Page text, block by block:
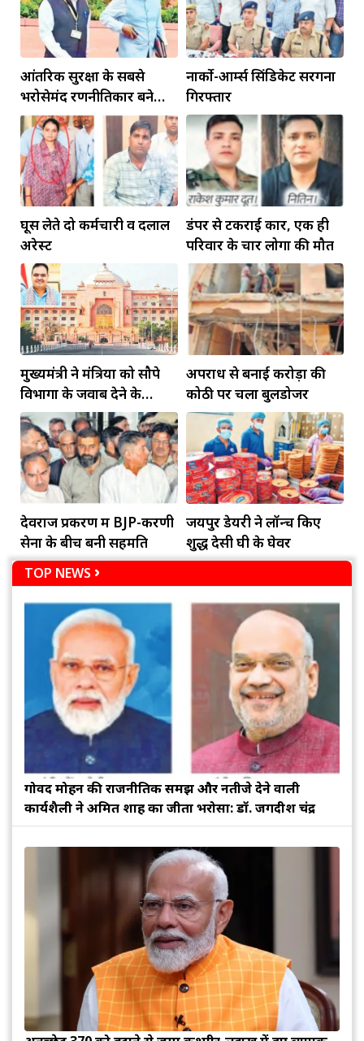
आंतरिक सुरक्षा के सबसे
भरोसेमंद रणनीतिकार बने
रहेंगे गोविंद मोहन
नार्को-आर्म्स सिंडिकेट सरगना
गिरफ्तार
घूस लेते दो कर्मचारी व दलाल
अरेस्ट
डंपर से टकराई कार, एक ही
परिवार के चार लोगों की मौत
मुख्यमंत्री ने मंत्रियों को सौपे
विभागों के जवाब देने के
दायित्व
अपराध से बनाई करोड़ों की
कोठी पर चला बुलडोजर
देवराज प्रकरण में BJP-करणी
सेना के बीच बनी सहमति
जयपुर डेयरी ने लॉन्च किए
शुद्ध देसी घी के घेवर
TOP NEWS
गोविंद मोहन की राजनीतिक समझ और नतीजे देने वाली
कार्यशैली ने अमित शाह का जीता भरोसा: डॉ. जगदीश चंद्र